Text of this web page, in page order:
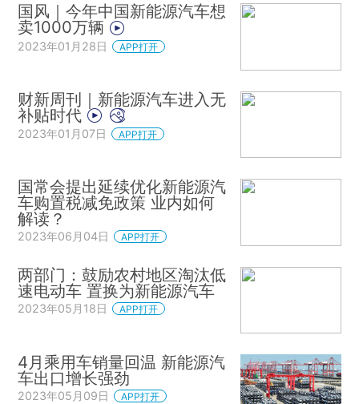
国风｜今年中国新能源汽车想
卖1000万辆
2023年01月28日 APP打开
财新周刊｜新能源汽车进入无
补贴时代
2023年01月07日 APP打开
国常会提出延续优化新能源汽
车购置税减免政策 业内如何
解读？
2023年06月04日 APP打开
两部门：鼓励农村地区淘汰低
速电动车 置换为新能源汽车
2023年05月18日 APP打开
4月乘用车销量回温 新能源汽
车出口增长强劲
2023年05月09日 APP打开